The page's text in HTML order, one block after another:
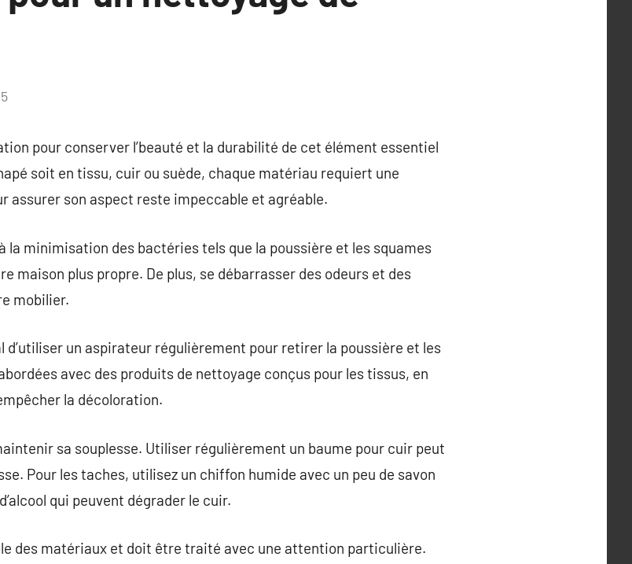
pour conserver l’beauté et la durabilité de cet élément essentiel
soit en tissu, cuir ou suède, chaque matériau requiert une
assurer son aspect reste impeccable et agréable.
la minimisation des bactéries tels que la poussière et les squames
maison plus propre. De plus, se débarrasser des odeurs et des
mobilier.
d’utiliser un aspirateur régulièrement pour retirer la poussière et les
avec des produits de nettoyage conçus pour les tissus, en
la décoloration.
sa souplesse. Utiliser régulièrement un baume pour cuir peut
Pour les taches, utilisez un chiffon humide avec un peu de savon
qui peuvent dégrader le cuir.
des matériaux et doit être traité avec une attention particulière.